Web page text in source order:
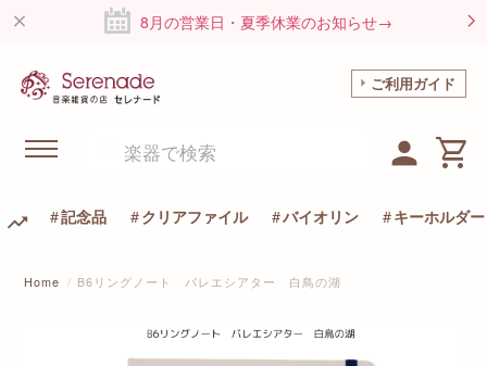
8月の営業日・夏季休業のお知らせ→
ご利用ガイド
記念品 クリアファイル バイオリン キーホルダー
Home B6リングノート バレエシアター 白鳥の湖